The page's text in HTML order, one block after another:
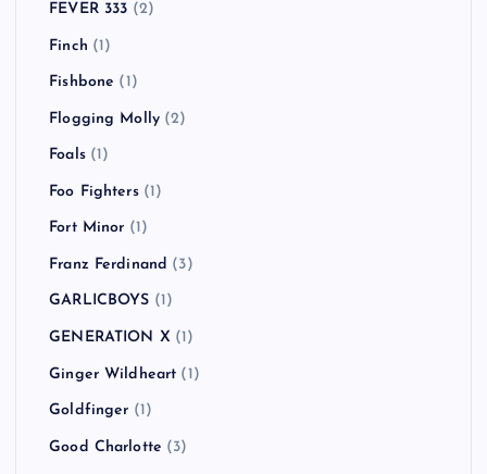
FEVER 333 (2)
Finch (1)
Fishbone (1)
Flogging Molly (2)
Foals(1)
Foo Fighters(1)
Fort Minor (1)
Franz Ferdinand (3)
GARLICBOYS (1)
GENERATION X (1)
Ginger Wildheart (1)
Goldfinger (1)
Good Charlotte (3)